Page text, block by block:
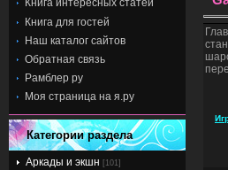
Книга интересных статей
Книга для гостей
Наш каталог сайтов
Обратная связь
Рамблер ру
Моя страница на я.ру
Категории раздела
Аркады и экшн [101]